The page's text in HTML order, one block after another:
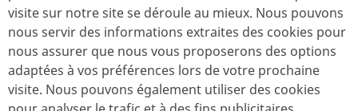
visite sur notre site se déroule au mieux. Nous pouvons
nous servir des informations extraites des cookies pour
nous assurer que nous vous proposerons des options
adaptées à vos préférences lors de votre prochaine
visite. Nous pouvons également utiliser des cookies